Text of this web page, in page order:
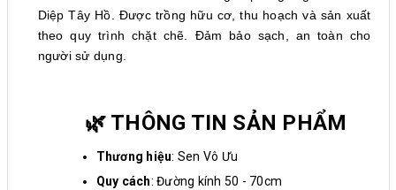
Diệp Tây Hồ. Được trồng hữu cơ, thu hoạch và sản xuất
theo quy trình chặt chẽ. Đảm bảo sạch, an toàn cho
người sử dụng.
🌿 THÔNG TIN SẢN PHẨM
Thương hiệu: Sen Vô Ưu
Quy cách: Đường kính 50 - 70cm